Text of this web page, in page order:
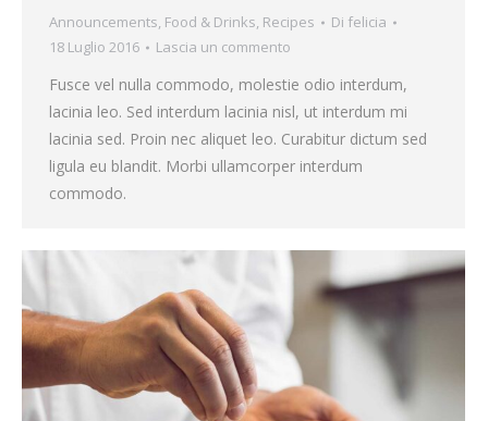
Announcements, Food & Drinks, Recipes Di felicia
18 Luglio 2016
Lascia un commento
Fusce vel nulla commodo, molestie odio interdum,
lacinia leo. Sed interdum lacinia nisl, ut interdum mi
lacinia sed. Proin nec aliquet leo. Curabitur dictum sed
ligula eu blandit. Morbi ullamcorper interdum
commodo.